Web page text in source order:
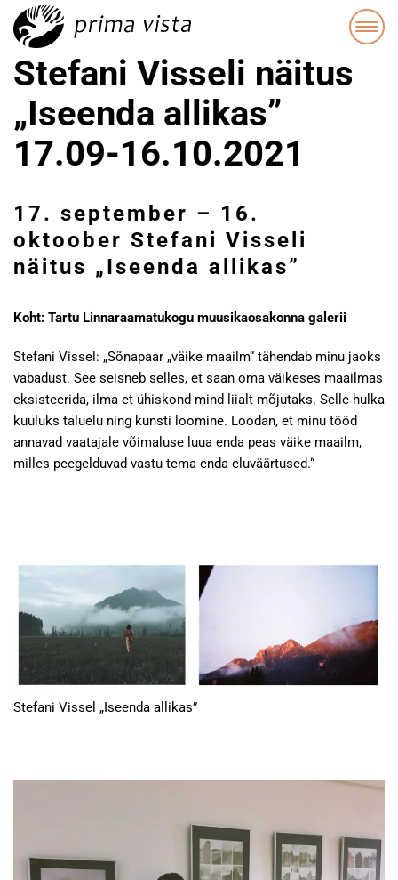
Stefani Visseli näitus
„Iseenda allikas”
17.09-16.10.2021
17. september – 16.
oktoober Stefani Visseli
näitus „Iseenda allikas”
Koht: Tartu Linnaraamatukogu muusikaosakonna galerii
Stefani Vissel: „Sõnapaar „väike maailm“ tähendab minu jaoks
vabadust. See seisneb selles, et saan oma väikeses maailmas
eksisteerida, ilma et ühiskond mind liialt mõjutaks. Selle hulka
kuuluks taluelu ning kunsti loomine. Loodan, et minu tööd
annavad vaatajale võimaluse luua enda peas väike maailm,
milles peegelduvad vastu tema enda eluväärtused.“
Stefani Vissel „Iseenda allikas”